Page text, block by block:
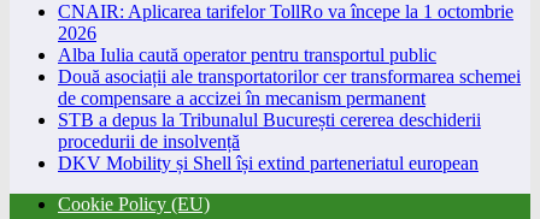
CNAIR: Aplicarea tarifelor TollRo va începe la 1 octombrie
2026
Alba Iulia caută operator pentru transportul public
Două asociații ale transportatorilor cer transformarea schemei
de compensare a accizei în mecanism permanent
STB a depus la Tribunalul București cererea deschiderii
procedurii de insolvență
DKV Mobility și Shell își extind parteneriatul european
Cookie Policy (EU)